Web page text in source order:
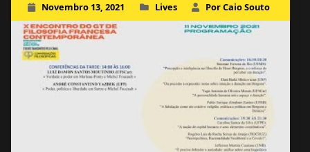
Novembro 13, 2021 Lives Por Caio Souto